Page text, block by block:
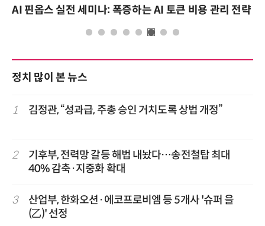
AI 핀옵스 실전 세미나: 폭증하는 AI 토큰 비용 관리 전략
정치 많이 본 뉴스
1 김정관, “성과급, 주총 승인 거치도록 상법 개정”
2
기후부, 전력망 갈등 해법 내놨다…송전철탑 최대
40% 감축·지중화 확대
3
산업부, 한화오션·에코프로비엠 등 5개사 '슈퍼 을
(乙)' 선정